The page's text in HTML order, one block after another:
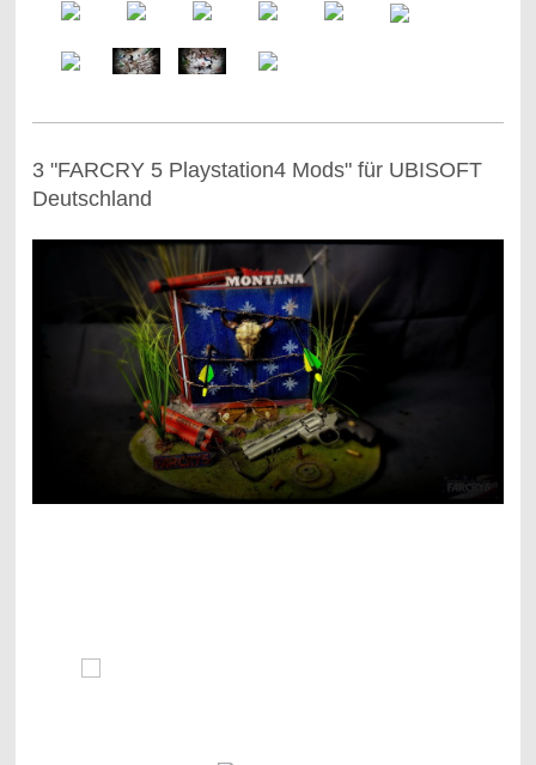
3 "FARCRY 5 Playstation4 Mods" für UBISOFT
Deutschland